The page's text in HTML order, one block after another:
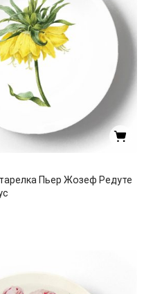
Пьер Жозеф Редуте